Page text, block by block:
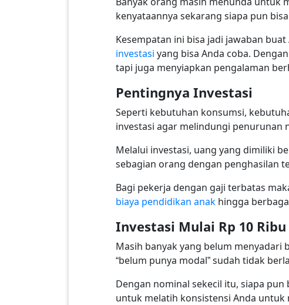
kenyataannya sekarang siapa pun
Kesempatan ini bisa jadi jawaban
investasi yang bisa Anda coba.
tapi juga menyiapkan pengalaman
Pentingnya Investasi
Seperti kebutuhan konsumsi,
investasi agar melindungi penurunan
Melalui investasi, uang yang dimiliki
sebagian orang dengan penghasilan
Bagi pekerja dengan gaji terbatas
biaya pendidikan anak hingga
Investasi Mulai Rp 10 Ribu
Masih banyak yang belum menyadari
“belum punya modal” sudah tidak
Dengan nominal sekecil itu, siapa
untuk melatih konsistensi Anda